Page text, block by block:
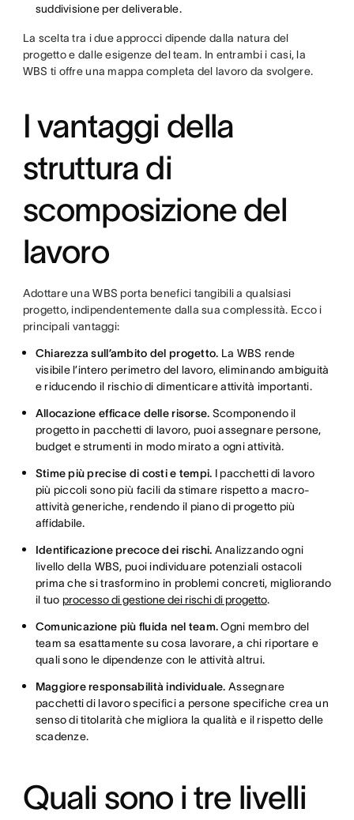
suddivisione per deliverable.
La scelta tra i due approcci dipende dalla natura del
progetto e dalle esigenze del team. In entrambi i casi, la
WBS ti offre una mappa completa del lavoro da svolgere.
I vantaggi della
struttura di
scomposizione del
lavoro
Adottare una WBS porta benefici tangibili a qualsiasi
progetto, indipendentemente dalla sua complessità. Ecco i
principali vantaggi:
Chiarezza sull’ambito del progetto. La WBS rende
visibile l’intero perimetro del lavoro, eliminando ambiguità
e riducendo il rischio di dimenticare attività importanti.
Allocazione efficace delle risorse. Scomponendo il
progetto in pacchetti di lavoro, puoi assegnare persone,
budget e strumenti in modo mirato a ogni attività.
Stime più precise di costi e tempi. I pacchetti di lavoro
più piccoli sono più facili da stimare rispetto a macro-
attività generiche, rendendo il piano di progetto più
affidabile.
Identificazione precoce dei rischi. Analizzando ogni
livello della WBS, puoi individuare potenziali ostacoli
prima che si trasformino in problemi concreti, migliorando
il tuo processo di gestione dei rischi di progetto.
Comunicazione più fluida nel team.Ogni membro del
team sa esattamente su cosa lavorare, a chi riportare e
quali sono le dipendenze con le attività altrui.
Maggiore responsabilità individuale. Assegnare
pacchetti di lavoro specifici a persone specifiche crea un
senso di titolarità che migliora la qualità e il rispetto delle
scadenze.
Quali sono i tre livelli